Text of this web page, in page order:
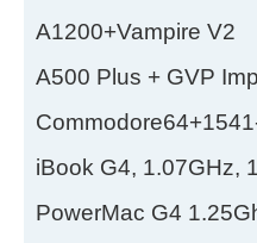
A1200+Vampire V2
А500 Plus + GVP
iBook G4, 1.07GHz,
PowerMac G4